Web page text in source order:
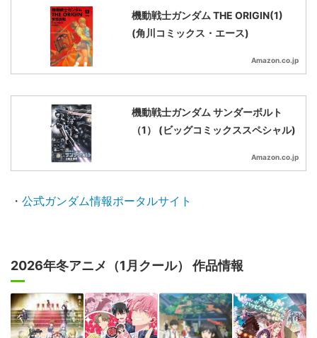
機動戦士ガンダム THE ORIGIN(1)
(角川コミックス・エース)
Amazon.co.jp
機動戦士ガンダム サンダーボルト
（1） (ビッグコミックススペシャル)
Amazon.co.jp
・ 公式ガンダム情報ポータルサイト
2026年冬アニメ（1月クール） 作品情報